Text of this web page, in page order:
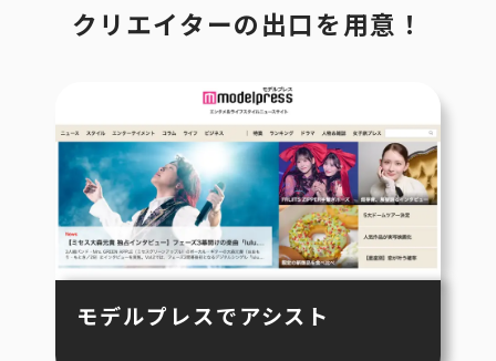
クリエイターの出口を用意！
モデルプレスでアシスト